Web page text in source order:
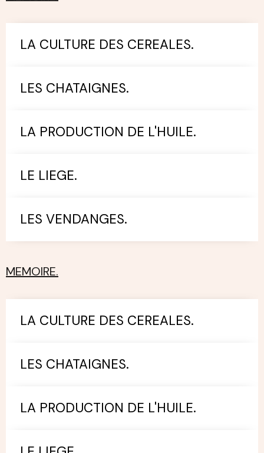
LA CULTURE DES CEREALES.
LES CHATAIGNES.
LA PRODUCTION DE L'HUILE.
LE LIEGE.
LES VENDANGES.
MEMOIRE.
LA CULTURE DES CEREALES.
LES CHATAIGNES.
LA PRODUCTION DE L'HUILE.